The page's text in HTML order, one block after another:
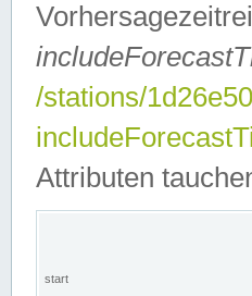
/stations/
Attributen
start